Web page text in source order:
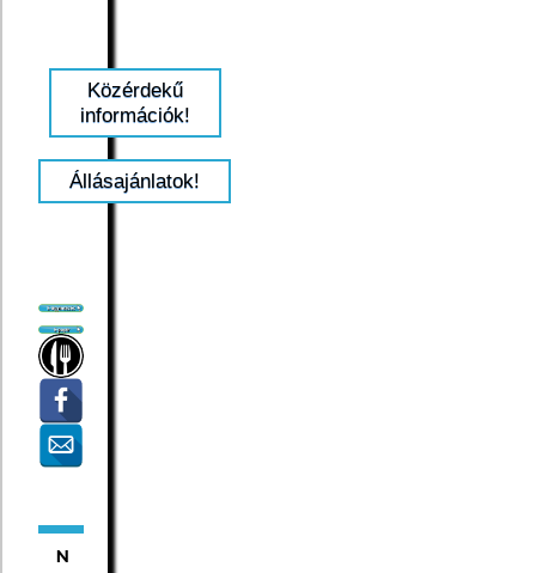
Közérdekű
információk!
Állásajánlatok!
N